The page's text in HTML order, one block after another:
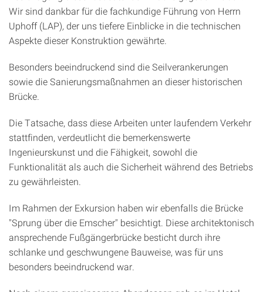
Wir sind dankbar für die fachkundige Führung von Herrn
Uphoff (LAP),der uns tiefere Einblicke in die technischen
Aspekte dieser Konstruktion gewährte.
Besonders beeindruckend sind die Seilverankerungen
sowie die Sanierungsmaßnahmen an dieser historischen
Brücke.
Die Tatsache, dass diese Arbeiten unter laufendem Verkehr
stattfinden, verdeutlicht die bemerkenswerte
Ingenieurskunst und die Fähigkeit, sowohl die
Funktionalität als auch die Sicherheit während des Betriebs
zu gewährleisten.
Im Rahmen der Exkursion haben wir ebenfalls die Brücke
"Sprung über die Emscher" besichtigt. Diese architektonisch
ansprechende Fußgängerbrücke besticht durch ihre
schlanke und geschwungene Bauweise, was für uns
besonders beeindruckend war.